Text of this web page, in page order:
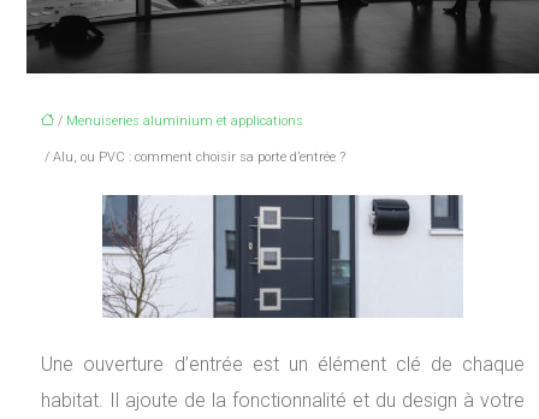
/ Menuiseries aluminium et applications
/ Alu, ou PVC : comment choisir sa porte d’entrée ?
Une ouverture d’entrée est un élément clé de chaque
habitat. Il ajoute de la fonctionnalité et du design à votre